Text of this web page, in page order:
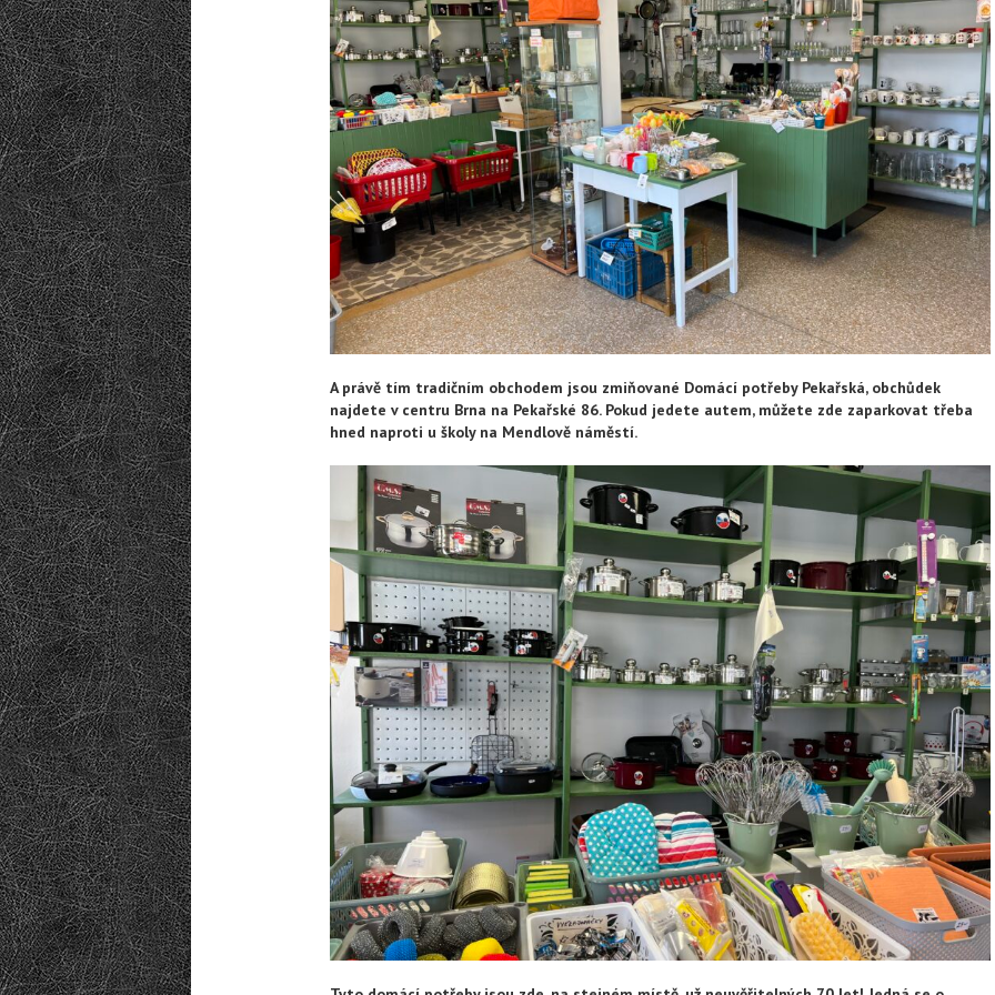
A právě tím tradičním obchodem jsou zmiňované Domácí potřeby Pekařská, obchůdek
najdete v centru Brna na Pekařské 86. Pokud jedete autem, můžete zde zaparkovat třeba
hned naproti u školy na Mendlově náměstí.